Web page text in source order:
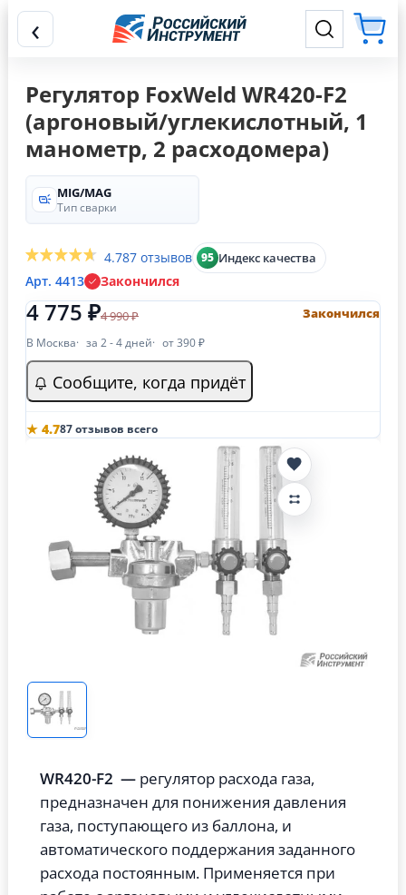
‹
Регулятор FoxWeld WR420-F2
(аргоновый/углекислотный, 1
манометр, 2 расходомера)
MIG/MAG
Тип сварки
4.787 отзывов 95 Индекс качества
Арт. 4413 Закончился
4 775 ₽4 990 ₽ Закончился
В Москва за 2 - 4 дней от 390 ₽
Сообщите, когда придёт
★ 4.787 отзывов всего
WR420-F2 — регулятор расхода газа,
предназначен для понижения давления
газа, поступающего из баллона, и
автоматического поддержания заданного
расхода постоянным. Применяется при